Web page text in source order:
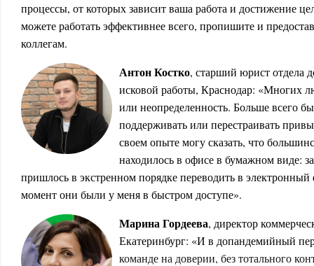
процессы, от которых зависит ваша работа и достижение
можете работать эффективнее всего, пропишите и
коллегам.
Антон Костко, старший юрист отдела
исковой работы, Краснодар: «Многих
или неопределенность. Больше всего
поддерживать или перестраивать
своем опыте могу сказать, что
находилось в офисе в бумажном виде:
пришлось в экстренном порядке переводить в
момент они были у меня в быстром доступе».
Марина Гордеева, директор
Екатеринбург: «И в допандемийный
команде на доверии, без тотального